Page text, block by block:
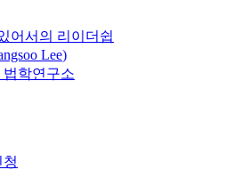
어서의 리이더쉽
Lee)
학연구소